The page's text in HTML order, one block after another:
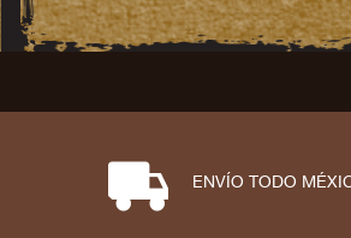
⋑ ENVÍO TODO